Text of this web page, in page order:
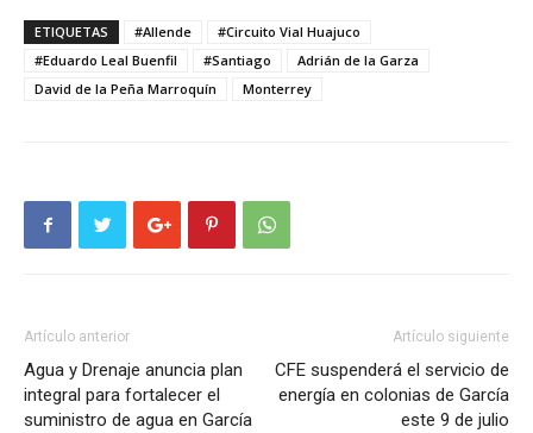
ETIQUETAS #Allende
#Circuito Vial Huajuco
#Eduardo Leal Buenfil
#Santiago
Adrián de la Garza
David de la Peña Marroquín
Monterrey
Artículo anterior
Agua y Drenaje anuncia plan
integral para fortalecer el
suministro de agua en García
Artículo siguiente
CFE suspenderá el servicio de
energía en colonias de García
este 9 de julio